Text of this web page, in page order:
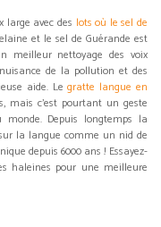
large avec des lots où le sel de
et le sel de Guérande est
meilleur nettoyage des voix
de la pollution et des
aide. Legratte langue en
mais c’est pourtant un geste
Depuis longtemps la
la langue comme un nid de
depuis 6000 ans ! Essayez-
haleines pour une meilleure